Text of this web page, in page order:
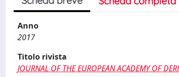
Anno
2017
Titolo rivista
JOURNAL OF THE EUROPEAN ACADEMY OF